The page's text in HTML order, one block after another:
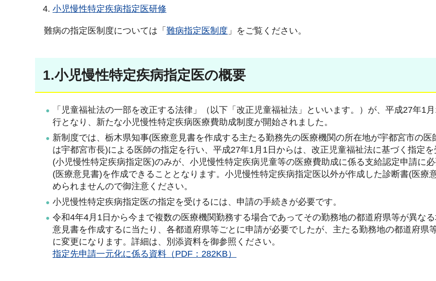
小児慢性特定疾病指定医研修
難病の指定医制度については「 難病指定医制度 」をご覧ください。
1.小児慢性特定疾病指定医の概要
「児童福祉法の一部を改正する法律」（以下「改正児童福祉法」といいます。）が、平成27年1
行となり、新たな小児慢性特定疾病医療費助成制度が開始されました。
新制度では、栃木県知事(医療意見書を作成する主たる勤務先の医療機関の所在地が宇都宮市の医
は宇都宮市長)による医師の指定を行い、平成27年1月1日からは、改正児童福祉法に基づく指定
(小児慢性特定疾病指定医)のみが、小児慢性特定疾病児童等の医療費助成に係る支給認定申請に
(医療意見書)を作成できることとなります。小児慢性特定疾病指定医以外が作成した診断書(医療
められませんので御注意ください。
小児慢性特定疾病指定医の指定を受けるには、申請の手続きが必要です。
令和4年4月1日から今まで複数の医療機関勤務する場合であってその勤務地の都道府県等が異な
意見書を作成するに当たり、各都道府県等ごとに申請が必要でしたが、主たる勤務地の都道府県
に変更になります。詳細は、別添資料を御参照ください。
指定先申請一元化に係る資料（PDF：282KB）